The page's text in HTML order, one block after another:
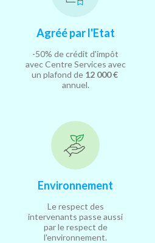
Agréé par l'Etat
-50% de crédit d'impôt
avec Centre Services avec
un plafond de 12 000 €
annuel.
Environnement
Le respect des
intervenants passe aussi
par le respect de
l'environnement.